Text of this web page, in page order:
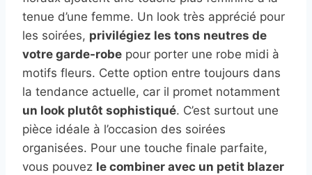
tenue d’une femme. Un look très apprécié pour
les soirées, privilégiez les tons neutres de
votre garde-robe pour porter une robe midi à
motifs fleurs. Cette option entre toujours dans
la tendance actuelle, car il promet notamment
un look plutôt sophistiqué. C’est surtout une
pièce idéale à l’occasion des soirées
organisées. Pour une touche finale parfaite,
vous pouvez le combiner avec un petit blazer